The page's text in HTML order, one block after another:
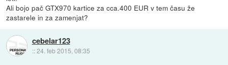
Ali bojo pač GTX970 kartice za cca.400 EUR v tem času že
zastarele in za zamenjat?
cebelar123
::24. feb 2015, 08:35